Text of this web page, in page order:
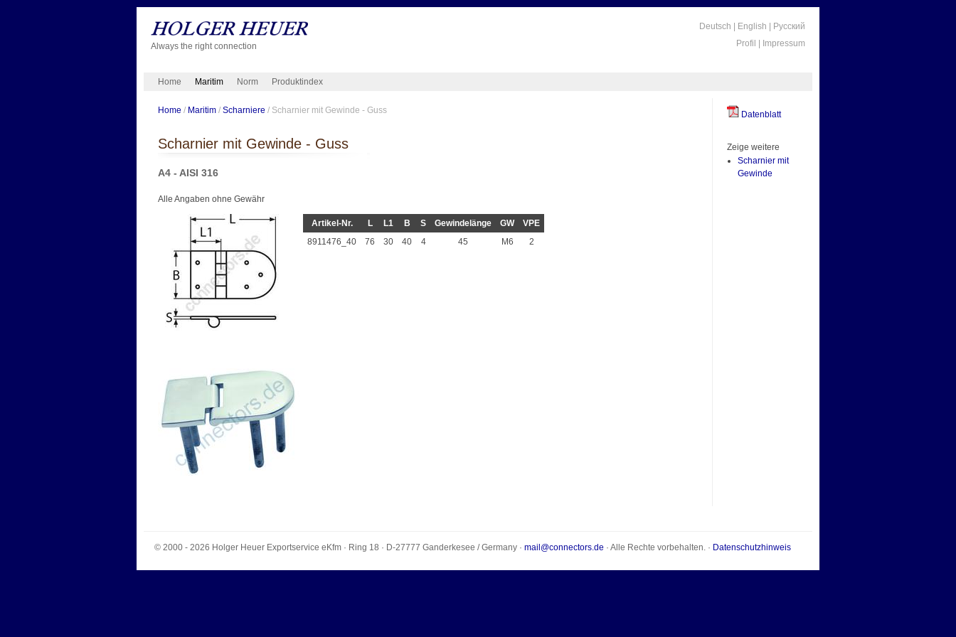
Always the right connection
Deutsch English
Русский
Profil
Impressum
Home Maritim Norm Produktindex
Home / Maritim/ Scharniere / Scharnier mit Gewinde - Guss
Scharnier mit Gewinde - Guss
A4 - AISI 316
Alle Angaben ohne Gewähr
Artikel-Nr. L L1 B S Gewindelänge GW
VPE
8911476_40
76 30 40 4 45 M6 2
Datenblatt
Zeige weitere
Scharnier mit
Gewinde
© 2000 - 2026 Holger Heuer Exportservice eKfm· Ring 18 · D-27777 Ganderkesee /Germany· mail@connectors.de · Alle Rechte vorbehalten. · Datenschutzhinweis